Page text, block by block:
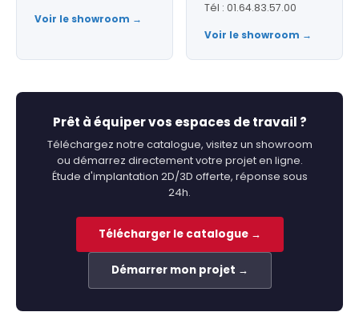
Voir le showroom →
Tél : 01.64.83.57.00
Voir le showroom →
Prêt à équiper vos espaces de travail ?
Téléchargez notre catalogue, visitez un showroom
ou démarrez directement votre projet en ligne.
Étude d'implantation 2D/3D offerte, réponse sous
24h.
Télécharger le catalogue →
Démarrer mon projet →